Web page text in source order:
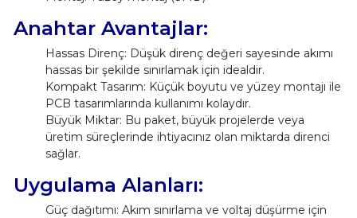
Anahtar Avantajlar:
Hassas Direnç: Düşük direnç değeri sayesinde akımı
hassas bir şekilde sınırlamak için idealdir.
Kompakt Tasarım: Küçük boyutu ve yüzey montajı ile
PCB tasarımlarında kullanımı kolaydır.
Büyük Miktar: Bu paket, büyük projelerde veya
üretim süreçlerinde ihtiyacınız olan miktarda direnci
sağlar.
Uygulama Alanları:
Güç dağıtımı: Akım sınırlama ve voltaj düşürme için